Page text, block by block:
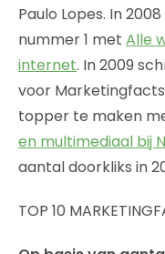
Paulo Lopes. In
nummer 1 met Alle
internet. In 2009
voor
topper te maken
en multimediaal bij
aantal doorkliks in
TOP 10